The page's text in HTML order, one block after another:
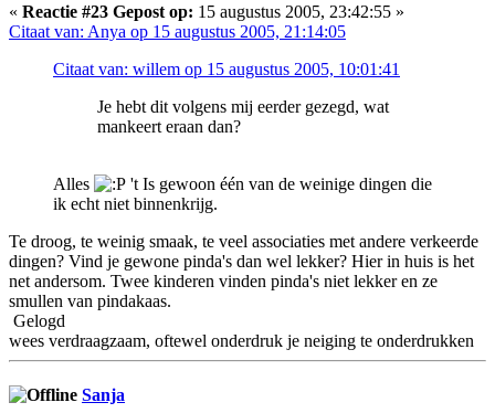
« Reactie #23 Gepost op: 15 augustus 2005, 23:42:55 »
Citaat van: Anya op 15 augustus 2005, 21:14:05
Citaat van: willem op 15 augustus 2005, 10:01:41
Je hebt dit volgens mij eerder gezegd, wat
mankeert eraan dan?
Alles
't Is gewoon één van de weinige dingen die
ik echt niet binnenkrijg.
Te droog, te weinig smaak, te veel associaties met andere verkeerde
dingen? Vind je gewone pinda's dan wel lekker? Hier in huis is het
net andersom. Twee kinderen vinden pinda's niet lekker en ze
smullen van pindakaas.
Gelogd
wees verdraagzaam, oftewel onderdruk je neiging te onderdrukken
Sanja